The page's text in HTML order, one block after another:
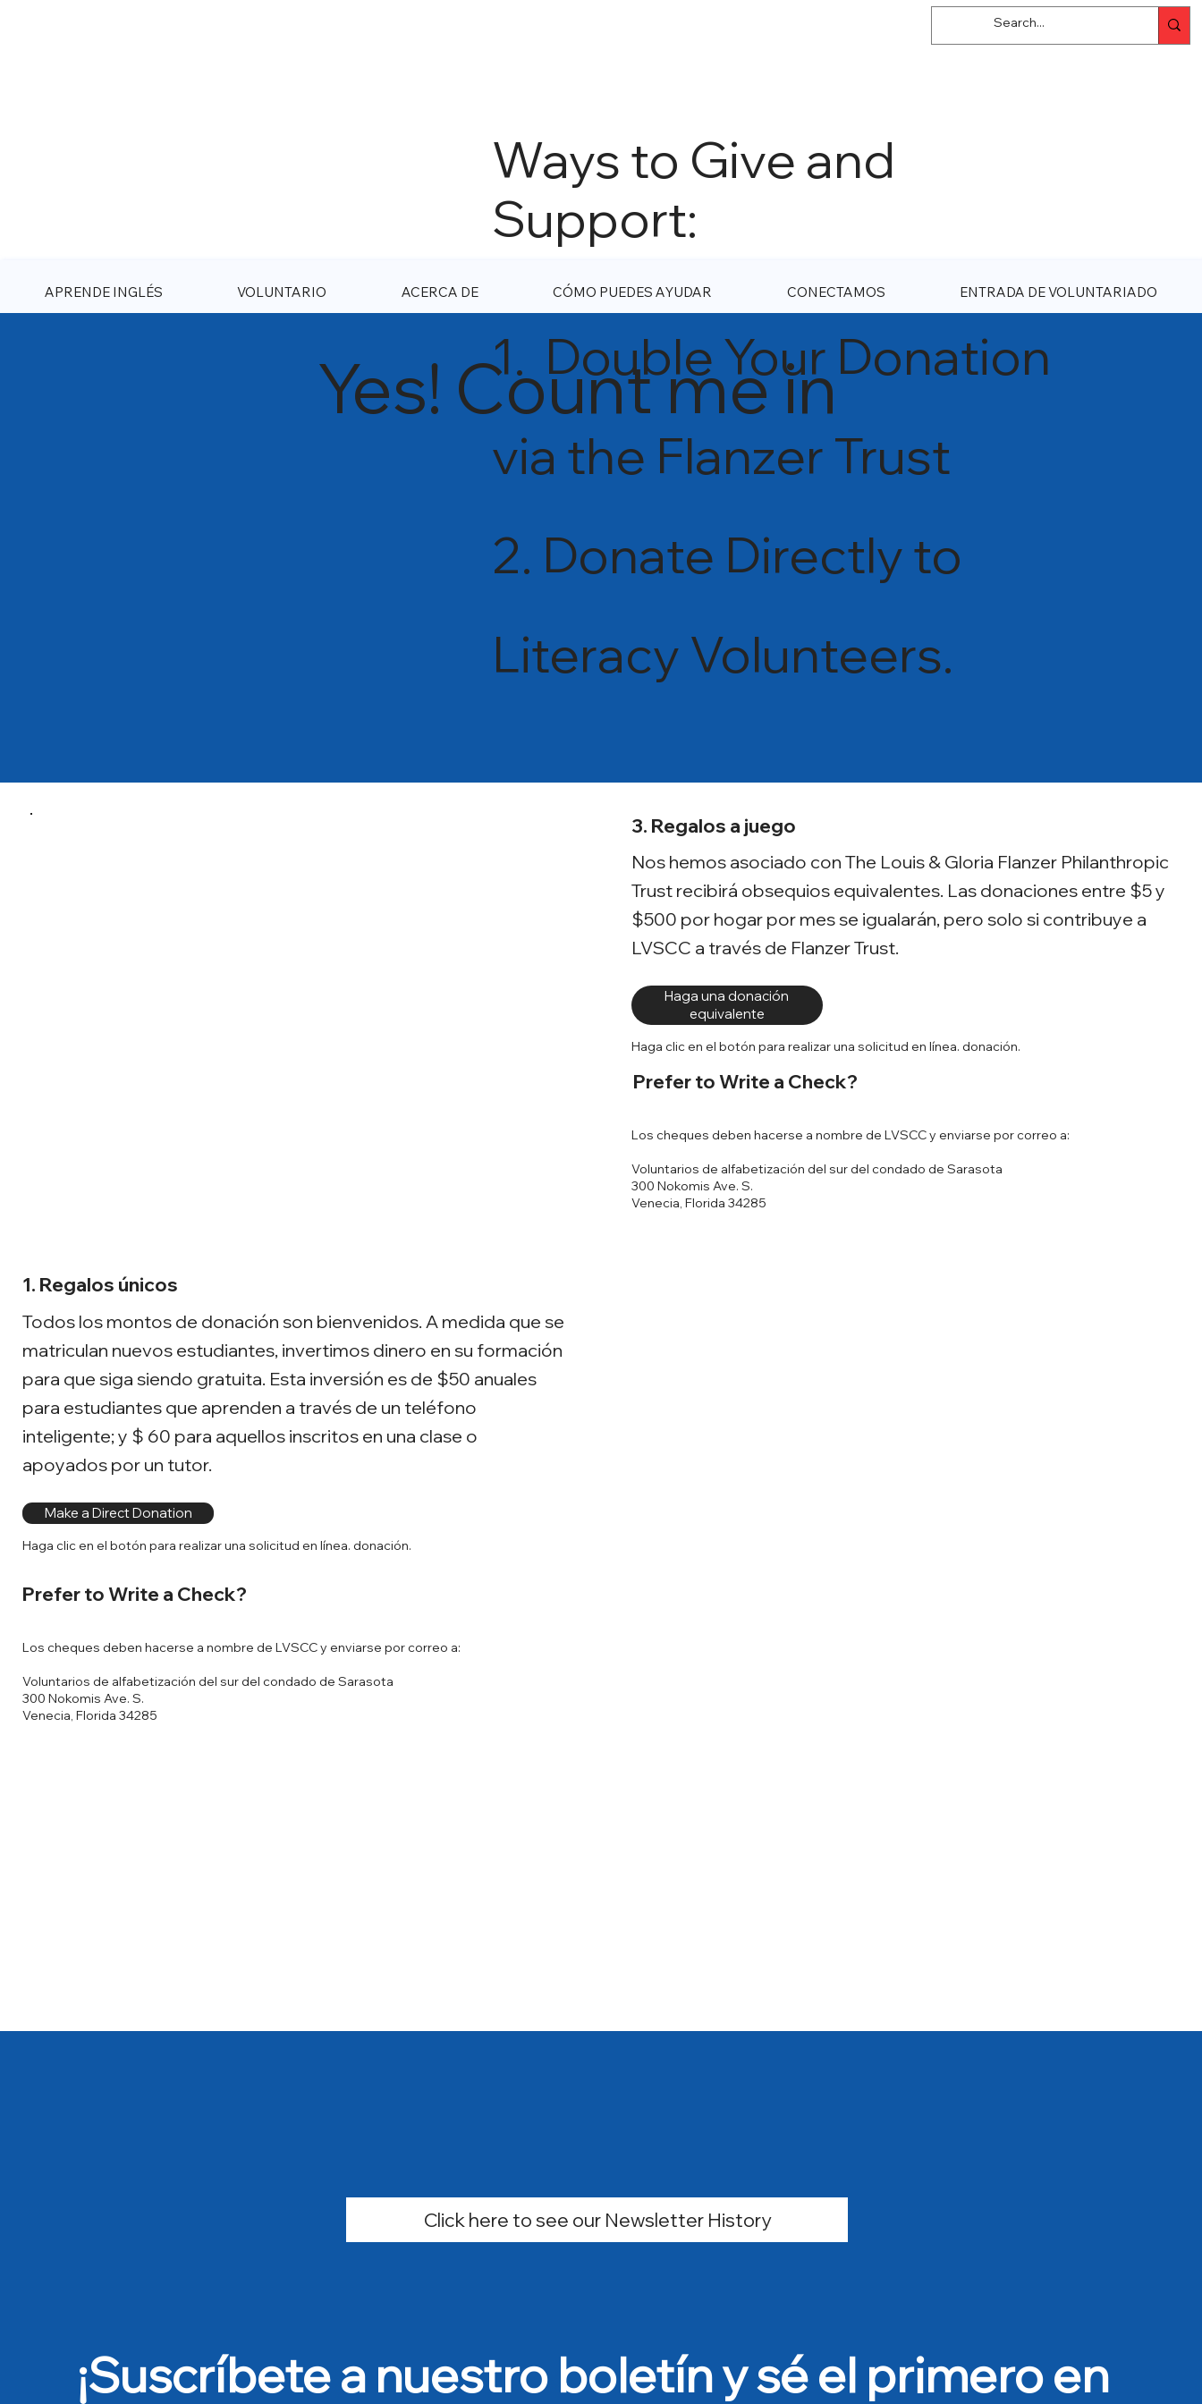
APRENDE INGLÉS VOLUNTARIO ACERCA DE CÓMO PUEDES AYUDAR CONECTAMOS ENTRADA DE VOLUNTARIADO
Yes! Count me in
Ways to Give and
Support:
1. Double Your Donation
via the Flanzer Trust
2. Donate Directly to
Literacy Volunteers.
3. Regalos a juego
Nos hemos asociado con The Louis & Gloria Flanzer Philanthropic
Trust recibirá obsequios equivalentes. Las donaciones entre $5 y
$500 por hogar por mes se igualarán, pero solo si contribuye a
LVSCC a través de Flanzer Trust.
Haga una donación
equivalente
Haga clic en el botón para realizar una solicitud en línea. donación.
Prefer to Write a Check?
Los cheques deben hacerse a nombre de LVSCC y enviarse por correo a:
Voluntarios de alfabetización del sur del condado de Sarasota
300 Nokomis Ave. S.
Venecia, Florida 34285
1. Regalos únicos
Todos los montos de donación son bienvenidos. A medida que se
matriculan nuevos estudiantes, invertimos dinero en su formación
para que siga siendo gratuita. Esta inversión es de $50 anuales
para estudiantes que aprenden a través de un teléfono
inteligente; y $ 60 para aquellos inscritos en una clase o
apoyados por un tutor.
Make a Direct Donation
Haga clic en el botón para realizar una solicitud en línea. donación.
Prefer to Write a Check?
Los cheques deben hacerse a nombre de LVSCC y enviarse por correo a:
Voluntarios de alfabetización del sur del condado de Sarasota
300 Nokomis Ave. S.
Venecia, Florida 34285
¡Suscríbete a nuestro boletín y sé el primero en
Click here to see our Newsletter History